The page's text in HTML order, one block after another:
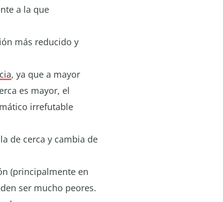
a la que
más reducido y
, ya que a mayor
es mayor, el
irrefutable
de cerca y cambia de
(principalmente en
ser mucho peores.